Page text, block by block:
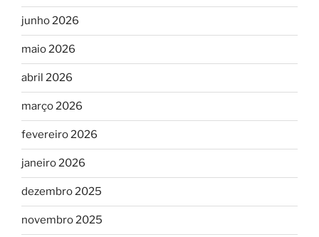
junho 2026
maio 2026
abril 2026
março 2026
fevereiro 2026
janeiro 2026
dezembro 2025
novembro 2025